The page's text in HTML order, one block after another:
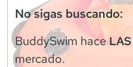
No sigas buscando:
BuddySwim hace
mercado.